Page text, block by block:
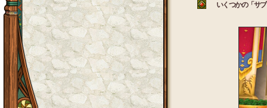
いくつかの「サ